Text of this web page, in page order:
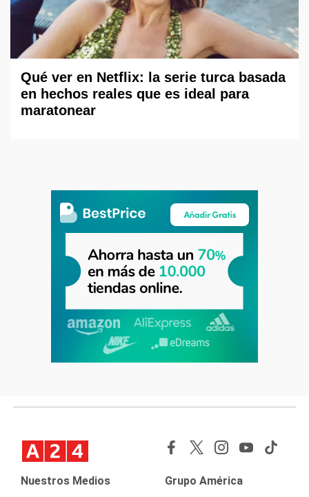
Qué ver en Netflix: la serie turca basada
en hechos reales que es ideal para
maratonear
Nuestros Medios Grupo América